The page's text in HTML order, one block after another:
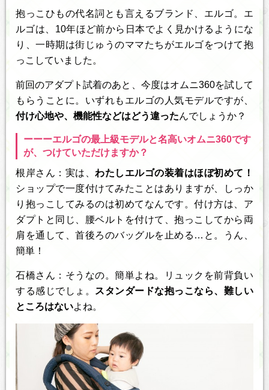
抱っこひもの代名詞とも言えるブランド、エルゴ。エ
ルゴは、10年ほど前から日本でよく見かけるようにな
り、一時期は街じゅうのママたちがエルゴをつけて抱
っこしていました。
前回のアダプト試着のあと、今度はオムニ360を試して
もらうことに。いずれもエルゴの人気モデルですが、
付け心地や、機能性などはどう違ったんでしょうか？
ーーーエルゴの最上級モデルと名高いオムニ360です
が、つけていただけますか？
根岸さん：実は、わたしエルゴの装着はほぼ初めて！
ショップで一度付けてみたことはありますが、しっか
り抱っこしてみるのは初めてなんです。付け方は、ア
ダプトと同じ、腰ベルトを付けて、抱っこしてから両
肩を通して、首後ろのバッグルを止める…と。うん、
簡単！
石橋さん：そうなの。簡単よね。リュックを前背負い
する感じでしょ。
スタンダードな抱っこなら、難しい
ところはないよね。